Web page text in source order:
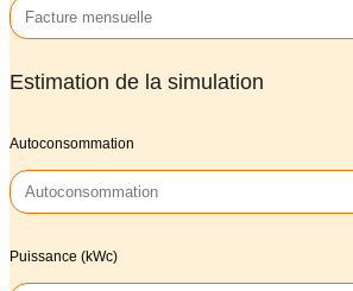
Estimation de la simulation
Autoconsommation
Puissance (kWc)